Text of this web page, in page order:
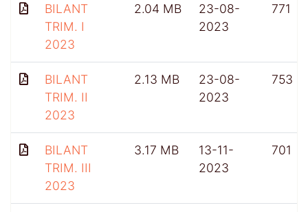
BILANT
TRIM. I
2023
2.04 MB
23-08-
2023
771
BILANT
TRIM. II
2023
2.13 MB
23-08-
2023
753
BILANT
TRIM. III
2023
3.17 MB
13-11-
2023
701